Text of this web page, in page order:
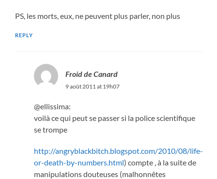
PS, les morts, eux, ne peuvent plus parler, non plus
REPLY
Froid de Canard
9 août 2011 at 19h07
@ellissima:
voilà ce qui peut se passer si la police scientifique
se trompe
http://angryblackbitch.blogspot.com/2010/08/life-
or-death-by-numbers.html) compte , à la suite de
manipulations douteuses (malhonnêtes